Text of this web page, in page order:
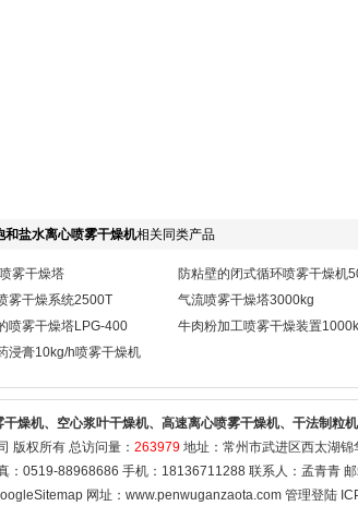
和盐水离心喷雾干燥机相关同类产品
雾干燥塔 防粘壁的闭式循环喷雾干燥机
雾干燥系统2500T
气流喷雾干燥塔3000kg
喷雾干燥塔LPG-400
牛肉粉加工喷雾干燥装置
浸膏10kg/h喷雾干燥机
干燥机、空心浆叶干燥机、高速离心喷雾干燥机、干法制粒
版权所有 总访问量： 263979 地址：常州市武进区西太湖
：0519-88968686 手机：18136711288 联系人：孟青青 邮
网址：www.penwuganzaota.com 管理登陆